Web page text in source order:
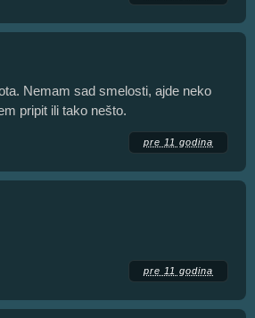
Nemam sad smelosti, ajde neko
pripit ili tako nešto.
pre 11 godina
pre 11 godina